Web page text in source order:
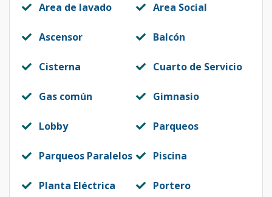
Area de lavado Area Social
Ascensor Balcón
Cisterna Cuarto de Servicio
Gas común Gimnasio
Lobby Parqueos
Parqueos Paralelos Piscina
Planta Eléctrica Portero